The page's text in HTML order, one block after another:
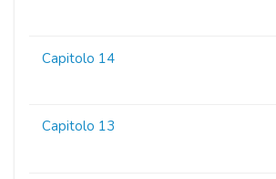
Capitolo 14
Capitolo 13